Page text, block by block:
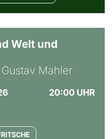
Welt und
Mahler
20:00 UHR